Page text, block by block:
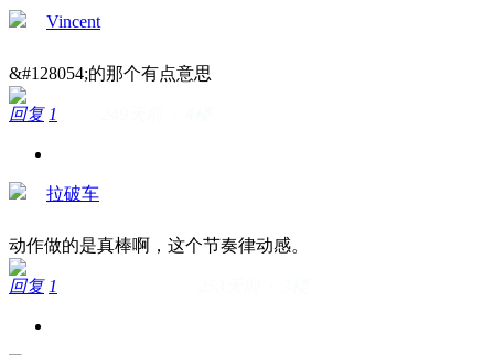
Vincent
&#128054;的那个有点意思
回复 1
拉破车
动作做的是真棒啊，这个节奏律动感。
回复 1